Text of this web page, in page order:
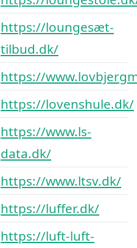
https://loungesæt-
tilbud.dk/
https://
https://lovenshule.dk/
https://www.ls-
data.dk/
https://www.ltsv.dk/
https://luffer.dk/
https://luft-luft-